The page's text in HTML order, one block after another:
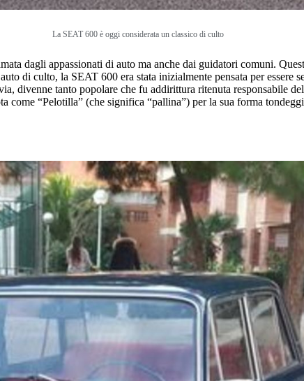
La SEAT 600 è oggi considerata un classico di culto
dagli appassionati di auto ma anche dai guidatori comuni.
di culto, la SEAT 600 era stata inizialmente pensata per essere
divenne tanto popolare che fu addirittura ritenuta responsabile
come “Pelotilla” (che significa “pallina”) per la sua forma